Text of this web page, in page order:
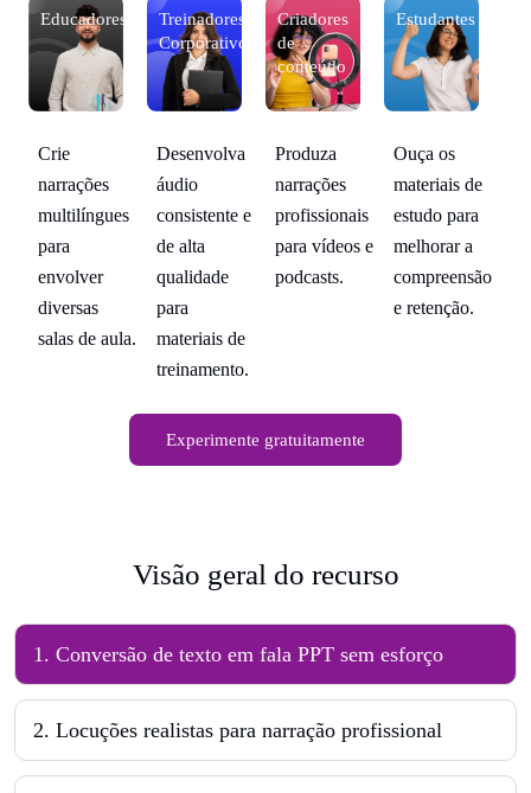
Educadores
Crie
narrações
multilíngues
para
envolver
diversas
salas de aula.
Treinadores
Corporativos
Desenvolva
áudio
consistente e
de alta
qualidade
para
materiais de
treinamento.
Criadores
de
conteúdo
Produza
narrações
profissionais
para vídeos e
podcasts.
Estudantes
Ouça os
materiais de
estudo para
melhorar a
compreensão
e retenção.
Experimente gratuitamente
Visão geral do recurso
1. Conversão de texto em fala PPT sem esforço
2. Locuções realistas para narração profissional